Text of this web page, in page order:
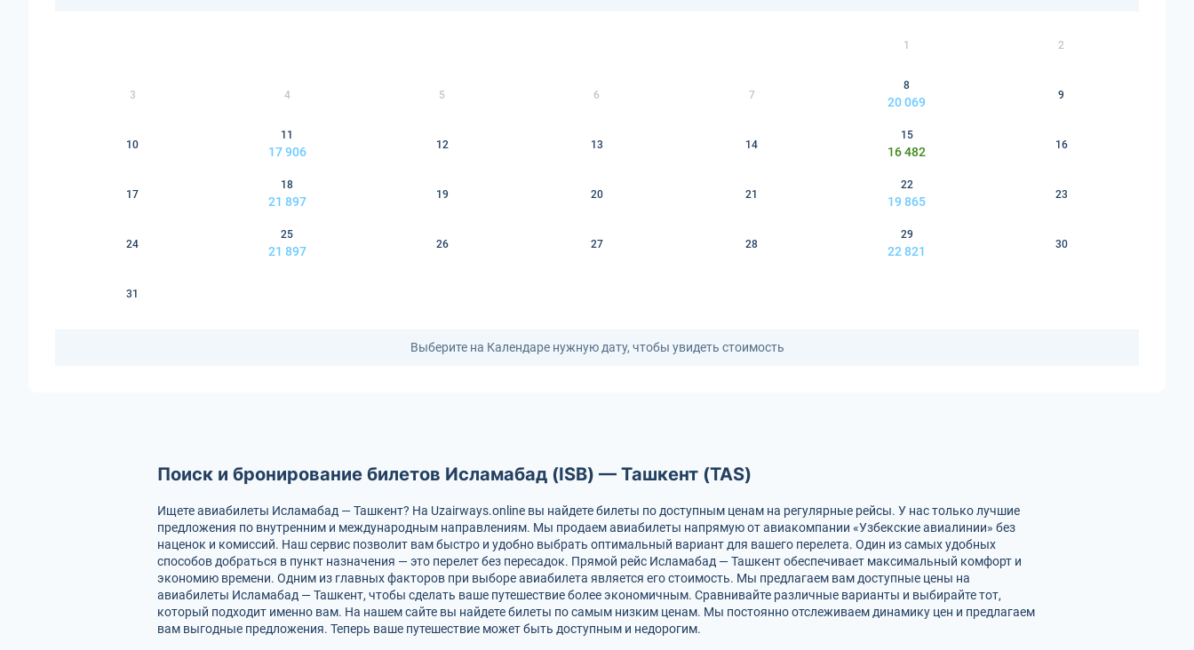
1 2
3 4 5 6 7
8
20 069
9
10
11
17 906
12 13 14
15
16 482
16
17
18
21 897
19 20 21
22
19 865
23
24
25
21 897
26 27 28
29
22 821
30
31
Выберите на Календаре нужную дату, чтобы увидеть стоимость
Поиск и бронирование билетов Исламабад (ISB) — Ташкент (TAS)
Ищете авиабилеты Исламабад — Ташкент? На Uzairways.online вы найдете билеты по доступным ценам на регулярные рейсы. У нас только лучшие
предложения по внутренним и международным направлениям. Мы продаем авиабилеты напрямую от авиакомпании «Узбекские авиалинии» без
наценок и комиссий. Наш сервис позволит вам быстро и удобно выбрать оптимальный вариант для вашего перелета. Один из самых удобных
способов добраться в пункт назначения — это перелет без пересадок. Прямой рейс Исламабад — Ташкент обеспечивает максимальный комфорт и
экономию времени. Одним из главных факторов при выборе авиабилета является его стоимость. Мы предлагаем вам доступные цены на
авиабилеты Исламабад — Ташкент, чтобы сделать ваше путешествие более экономичным. Сравнивайте различные варианты и выбирайте тот,
который подходит именно вам. На нашем сайте вы найдете билеты по самым низким ценам. Мы постоянно отслеживаем динамику цен и предлагаем
вам выгодные предложения. Теперь ваше путешествие может быть доступным и недорогим.